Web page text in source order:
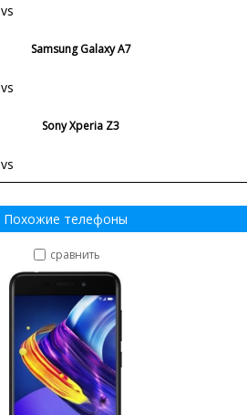
vs
vs
Samsung Galaxy A7
vs
Sony Xperia Z3
Похожие телефоны
сравнить